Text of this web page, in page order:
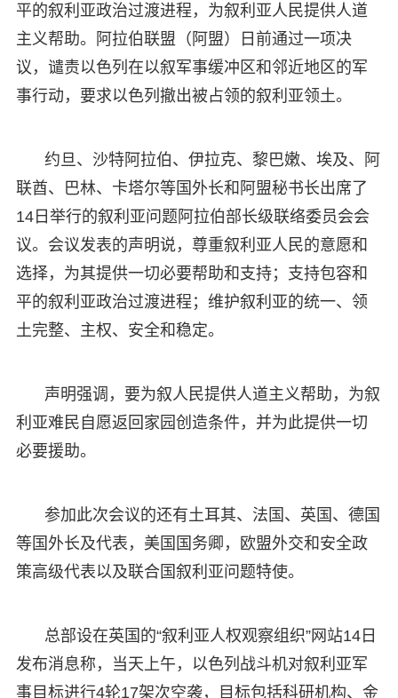
平的叙利亚政治过渡进程，为叙利亚人民提供人道
主义帮助。阿拉伯联盟（阿盟）日前通过一项决
议，谴责以色列在以叙军事缓冲区和邻近地区的军
事行动，要求以色列撤出被占领的叙利亚领土。
约旦、沙特阿拉伯、伊拉克、黎巴嫩、埃及、阿
联酋、巴林、卡塔尔等国外长和阿盟秘书长出席了
14日举行的叙利亚问题阿拉伯部长级联络委员会会
议。会议发表的声明说，尊重叙利亚人民的意愿和
选择，为其提供一切必要帮助和支持；支持包容和
平的叙利亚政治过渡进程；维护叙利亚的统一、领
土完整、主权、安全和稳定。
声明强调，要为叙人民提供人道主义帮助，为叙
利亚难民自愿返回家园创造条件，并为此提供一切
必要援助。
参加此次会议的还有土耳其、法国、英国、德国
等国外长及代表，美国国务卿，欧盟外交和安全政
策高级代表以及联合国叙利亚问题特使。
总部设在英国的“叙利亚人权观察组织”网站14日
发布消息称，当天上午，以色列战斗机对叙利亚军
事目标进行4轮17架次空袭，目标包括科研机构、金